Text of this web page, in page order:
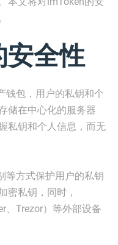
全性
钱包，用户的私钥和个
储在中心化的服务器
私钥和个人信息，而无
等方式保护用户的私钥
密私钥，同时，
、Trezor）等外部设备